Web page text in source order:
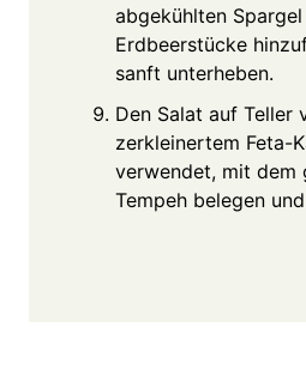
abgekühlten
Erdbeerstücke
sanft unterheben.
Den Salat auf Teller
zerkleinertem Feta-
verwendet, mit dem
Tempeh belegen